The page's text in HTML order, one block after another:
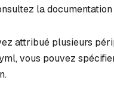
la
attribué plusieurs
vous pouvez